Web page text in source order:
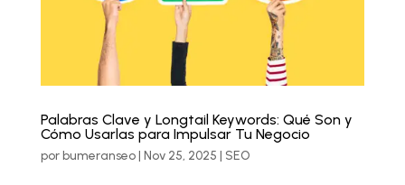
Palabras Clave y Longtail Keywords: Qué Son y
Cómo Usarlas para Impulsar Tu Negocio
porbumeranseo| Nov 25, 2025 | SEO